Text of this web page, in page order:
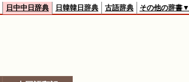
日中中日辞典 日韓韓日辞典 古語辞典 その他の辞書▼